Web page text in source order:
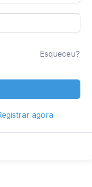
Esqueceu?
agora